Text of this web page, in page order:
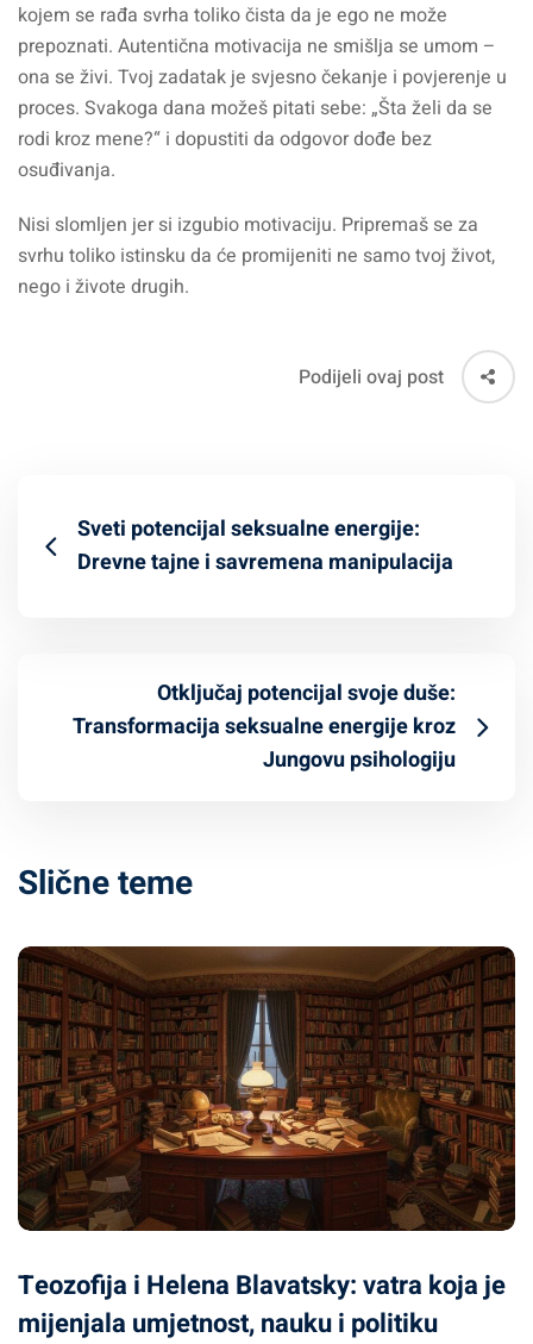
kojem se rađa svrha toliko čista da je ego ne može
prepoznati. Autentična motivacija ne smišlja se umom –
ona se živi. Tvoj zadatak je svjesno čekanje i povjerenje u
proces. Svakoga dana možeš pitati sebe: „Šta želi da se
rodi kroz mene?“ i dopustiti da odgovor dođe bez
osuđivanja.
Nisi slomljen jer si izgubio motivaciju. Pripremaš se za
svrhu toliko istinsku da će promijeniti ne samo tvoj život,
nego i živote drugih.
Podijeli ovaj post
Sveti potencijal seksualne energije:
Drevne tajne i savremena manipulacija
Otključaj potencijal svoje duše:
Transformacija seksualne energije kroz
Jungovu psihologiju
Slične teme
Teozofija i Helena Blavatsky: vatra koja je
mijenjala umjetnost, nauku i politiku